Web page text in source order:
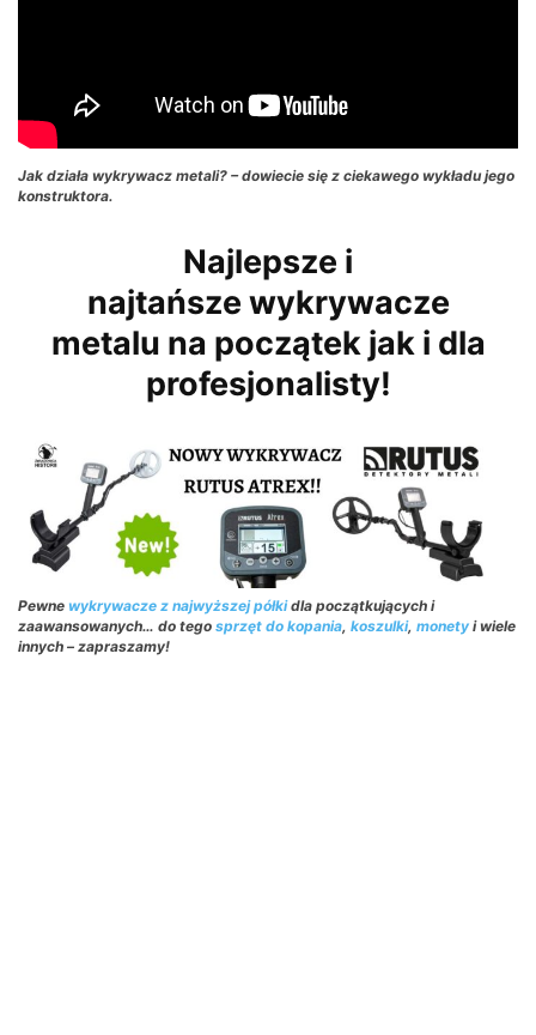
Jak działa wykrywacz metali? – dowiecie się z ciekawego wykładu jego
konstruktora.
Najlepsze i
najtańsze wykrywacze
metalu na początek jak i dla
profesjonalisty!
Pewne wykrywacze z najwyższej półkidla początkujących i
zaawansowanych… do tego sprzęt do kopania, koszulki, monety i wiele
innych – zapraszamy!